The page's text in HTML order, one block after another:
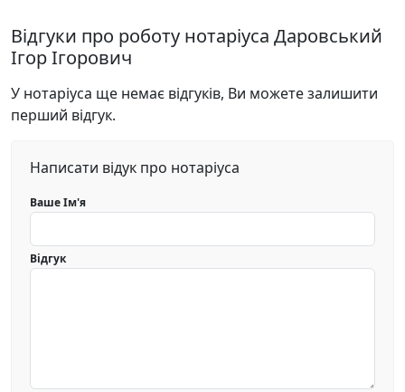
Відгуки про роботу нотаріуса Даровський
Ігор Ігорович
У нотаріуса ще немає відгуків, Ви можете залишити
перший відгук.
Написати відук про нотаріуса
Ваше Ім'я
Відгук